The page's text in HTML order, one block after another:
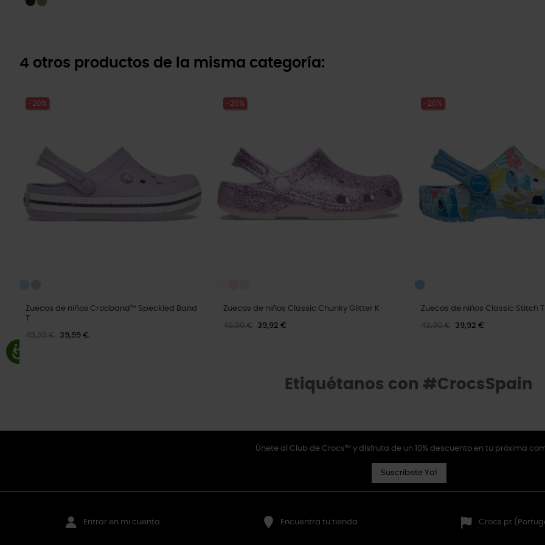
4 otros productos de la misma categoría:
-20%
Zuecos de niños Crocband™ Speckled Band
T
49,99 € 39,99 €
-20%
Zuecos de niños Classic Chunky Glitter K
49,90 € 39,92 €
-20%
Zuecos de niños Classic Stitch T
49,90 € 39,92 €
Etiquétanos con #CrocsSpain
Únete al Club de Crocs™ y disfruta de un 10% descuento en tu próxima
Suscríbete Ya!
Entrar en mi cuenta Encuentra tu tienda Crocs.pt